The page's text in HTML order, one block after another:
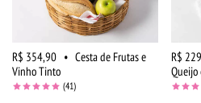
R$ 354,90 • Cesta de Frutas e
Vinho Tinto
(41)
R$